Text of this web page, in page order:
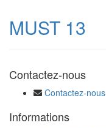
MUST 13
Contactez-nous
Contactez-nous
Informations